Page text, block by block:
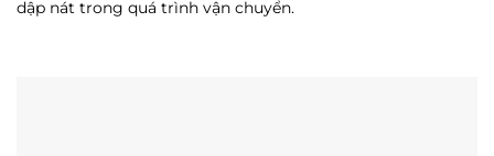
dập nát trong quá trình vận chuyển.